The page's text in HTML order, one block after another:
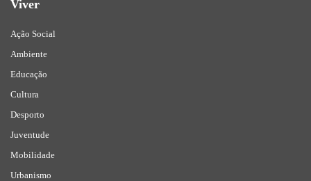
Viver
Ação Social
Ambiente
Educação
Cultura
Desporto
Juventude
Mobilidade
Urbanismo